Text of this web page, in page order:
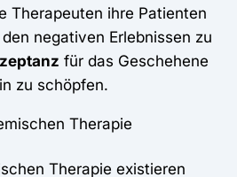
Therapeuten ihre Patienten
negativen Erlebnissen zu
für das Geschehene
zu schöpfen.
Therapie
Therapie existieren